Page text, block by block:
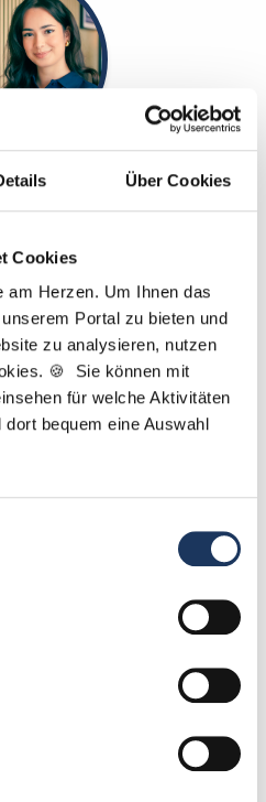
Über Cookies
Cookies
am Herzen. Um Ihnen das
Portal zu bieten und
zu analysieren, nutzen
🍪 Sie können mit
für welche Aktivitäten
bequem eine Auswahl
in der
finden wir die passende
zu Ihrem Profil oder
für Sie da!
Stellenanfrage